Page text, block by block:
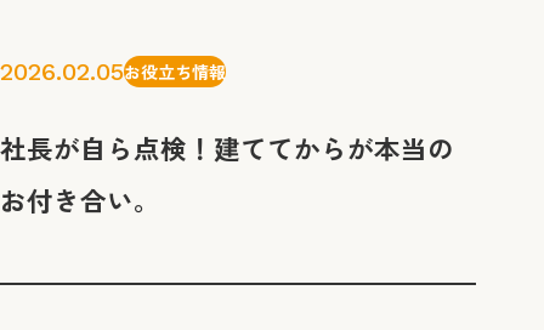
2026.02.05お役立ち情報
社長が自ら点検！建ててからが本当の
お付き合い。